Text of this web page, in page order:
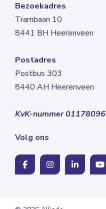
Bezoekadres
Trambaan 10
8441 BH Heerenveen
Postadres
Postbus 303
8440 AH Heerenveen
KvK-nummer 01178096
Volg ons